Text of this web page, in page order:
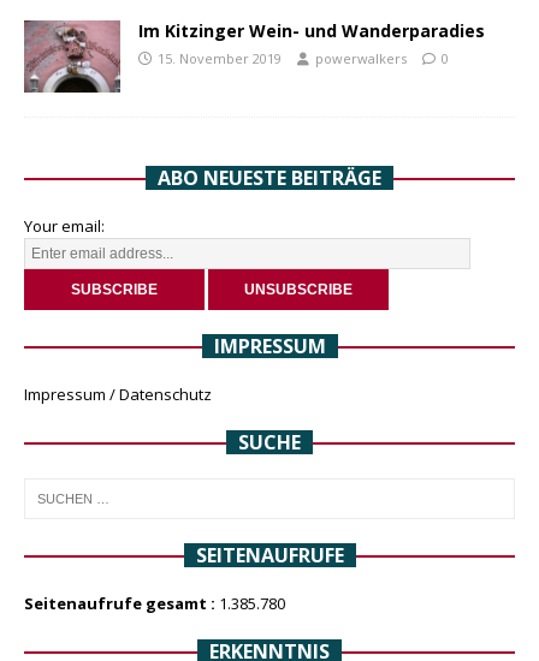
Im Kitzinger Wein- und Wanderparadies
15. November 2019 powerwalkers 0
ABO NEUESTE BEITRÄGE
Your email:
IMPRESSUM
Impressum / Datenschutz
SUCHE
SEITENAUFRUFE
Seitenaufrufe gesamt : 1.385.780
ERKENNTNIS